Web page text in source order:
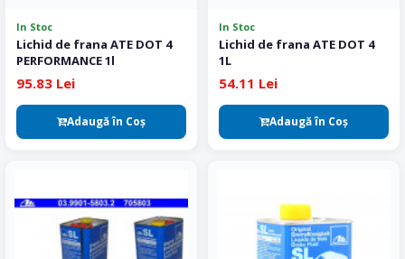
In Stoc
Lichid de frana ATE DOT 4
PERFORMANCE 1l
95.83 Lei
Adaugă în Coş
In Stoc
Lichid de frana ATE DOT 4
1L
54.11 Lei
Adaugă în Coş